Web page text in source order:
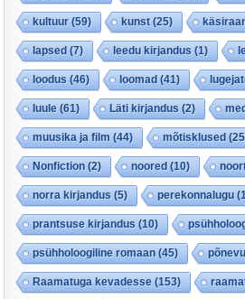
kultuur (59) kunst(25)
lapsed (7) leedu kirjandus (1)
loodus (46) loomad (41)
luule (61) Läti kirjandus (2)
muusika ja film (44) mõtisklused
Nonfiction (2) noored (10)
norra kirjandus (5) perekonnalugu
prantsuse kirjandus (10)
psühholoogiline romaan (45)
Raamatuga kevadesse (153)